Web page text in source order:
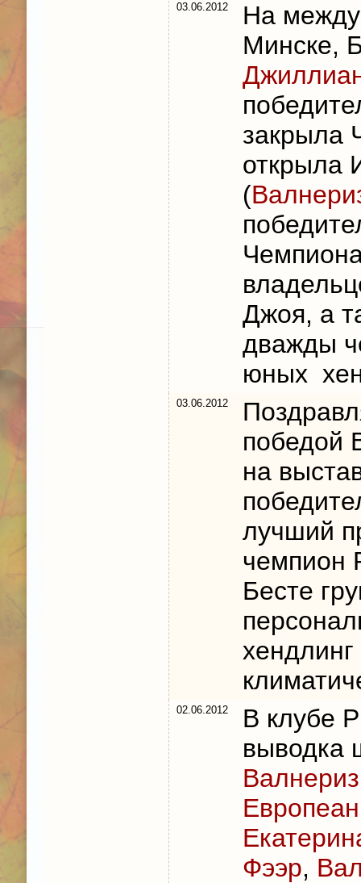
03.06.2012
На
Минске,
закрыла
открыла
(
Джоя, а
дважды
юных
03.06.2012
победой
на
лучший
чемпион
Бесте
02.06.2012
В клубе
выводка
Фээр,